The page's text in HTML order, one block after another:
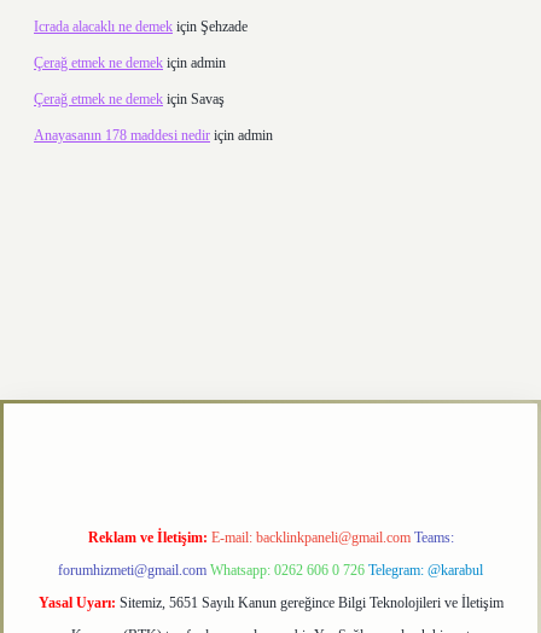
Icrada alacaklı ne demek için Şehzade
Çerağ etmek ne demek için admin
Çerağ etmek ne demek için Savaş
Anayasanın 178 maddesi nedir için admin
elexbett.net/betexper.xyz
Reklam ve İletişim: E-mail: backlinkpaneli@gmail.com Teams:
forumhizmeti@gmail.com Whatsapp: 0262 606 0 726 Telegram: @karabul
Yasal Uyarı: Sitemiz, 5651 Sayılı Kanun gereğince Bilgi Teknolojileri ve İletişim